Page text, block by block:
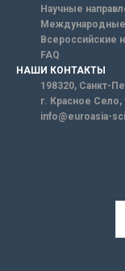
Научные
Международные
Всероссийские
FAQ
НАШИ КОНТАКТЫ
198320, Санкт-
г. Красное
info@euroasia-